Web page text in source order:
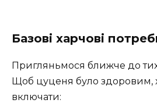
Базові харчові
Пригляньмося ближче до тих
Щоб цуценя було здоровим,
включати: